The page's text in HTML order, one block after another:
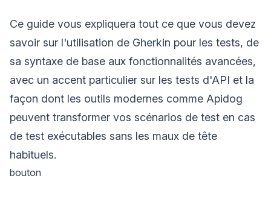
Ce guide vous expliquera tout ce que vous devez
savoir sur l'utilisation de Gherkin pour les tests, de
sa syntaxe de base aux fonctionnalités avancées,
avec un accent particulier sur les tests d'API et la
façon dont les outils modernes comme Apidog
peuvent transformer vos scénarios de test en cas
de test exécutables sans les maux de tête
habituels.
bouton